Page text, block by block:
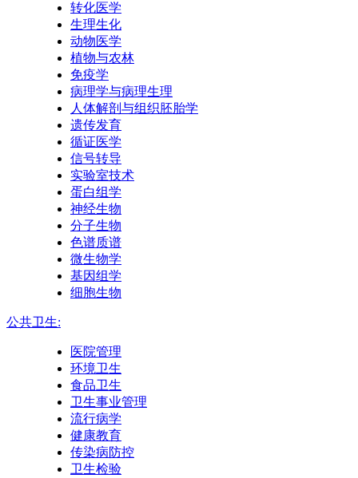
转化医学
生理生化
动物医学
植物与农林
免疫学
病理学与病理生理
人体解剖与组织胚胎学
遗传发育
循证医学
信号转导
实验室技术
蛋白组学
神经生物
分子生物
色谱质谱
微生物学
基因组学
细胞生物
公共卫生:
医院管理
环境卫生
食品卫生
卫生事业管理
流行病学
健康教育
传染病防控
卫生检验